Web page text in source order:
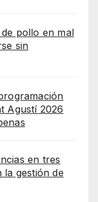
pollo en mal
sin
Agustí 2026
en tres
la gestión de